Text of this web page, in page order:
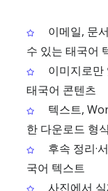
이메일, 문
수 있는 태국어
이미지로만
태국어 콘텐츠
텍스트,
한 다운로드 형식
후속 정리·
국어 텍스트
사진에서